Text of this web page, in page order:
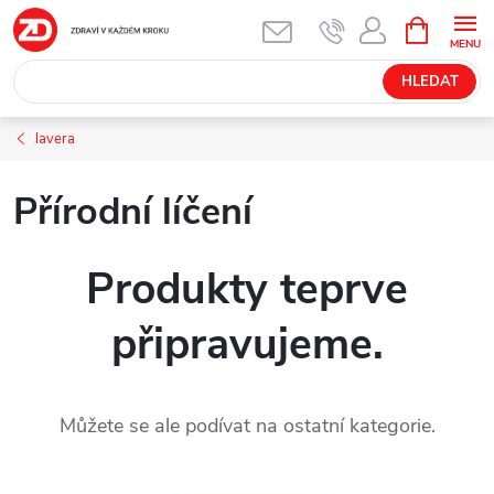
Přejít
na
obsah
HLEDAT
NÁKUPNÍ
KOŠÍK
lavera
Přírodní líčení
Produkty teprve
připravujeme.
Můžete se ale podívat na ostatní kategorie.